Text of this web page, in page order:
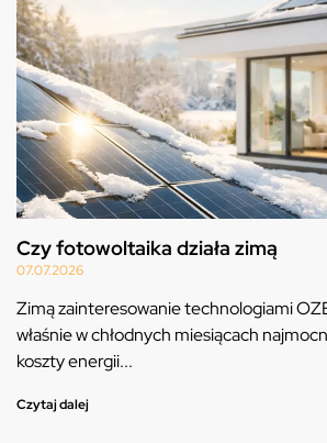
Czy fotowoltaika działa zimą
07.07.2026
Zimą zainteresowanie technologiami
właśnie w chłodnych miesiącach
koszty energii...
Czytaj dalej